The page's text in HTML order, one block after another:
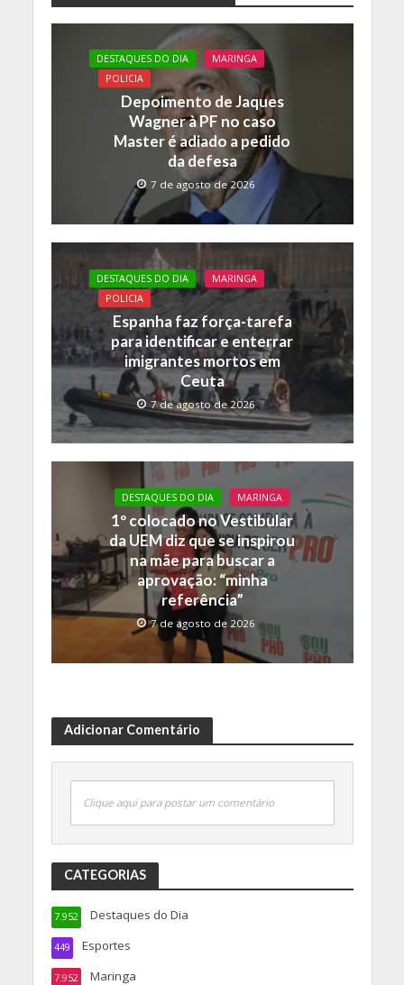
b
o
o
er s
A
p
p
y
Li
n
k
DESTAQUES DO DIA
MARINGA
POLICIA
Depoimento de Jaques
Wagner à PF no caso
Master é adiado a pedido
da defesa
7 de agosto de 2026
DESTAQUES DO DIA
MARINGA
POLICIA
Espanha faz força-tarefa
para identificar e enterrar
imigrantes mortos em
Ceuta
7 de agosto de 2026
DESTAQUES DO DIA MARINGA
1º colocado no Vestibular
da UEM diz que se inspirou
na mãe para buscar a
aprovação: “minha
referência”
7 de agosto de 2026
Adicionar Comentário
Clique aqui para postar um comentário
CATEGORIAS
Destaques do Dia
7.952
Esportes
449
Maringa
7.952